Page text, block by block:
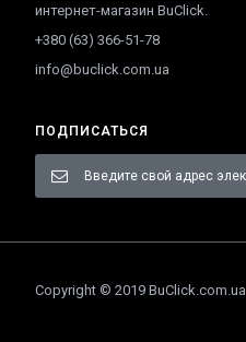
интернет-магазин BuClick.
+380 (63) 366-51-78
info@buclick.com.ua
ПОДПИСАТЬСЯ
Up
for
Copyright © 2019 BuClick.com.ua